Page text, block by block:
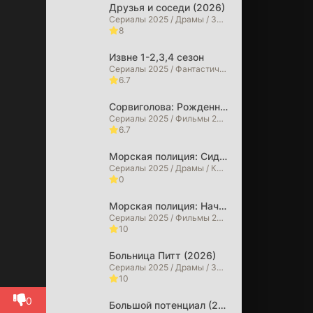
0
Друзья и соседи (2026)
Сериалы 2025 / Драмы / Зарубежные сериалы / Сериалы 2026 года
8
Извне 1-2,3,4 сезон
Сериалы 2025 / Фантастические / Детективы / Драмы / Триллеры / Ужасы / Фильмы 2025 / Фильмы 2026 / Зарубежные сериалы / Сериалы 2026 года
6.7
Сорвиголова: Рожденный заново (2026)
Сериалы 2025 / Фильмы 2025 / Фильмы в 4K / Криминальные фильмы / Боевики / Драмы / Фильмы-приключения / Триллеры / Фэнтези / Фантастические / Сериалы 2026 года / Фильмы 2026
6.7
Морская полиция: Сидней (2026)
Сериалы 2025 / Драмы / Криминальные фильмы / Сериалы 2026 года
0
Морская полиция: Начало (2026)
Сериалы 2025 / Фильмы 2025 / Драмы / Криминальные фильмы / Сериалы 2026 года
10
Больница Питт (2026)
Сериалы 2025 / Драмы / Зарубежные сериалы
10
Большой потенциал (2025)